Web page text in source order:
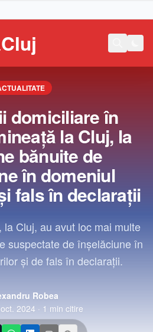
domiciliare în
la Cluj, la
bănuite de
în domeniul
fals în declarații
Cluj, au avut loc mai multe
suspectate de înșelăciune în
și de fals în declarații.
Robea
2024 · 1 min citire